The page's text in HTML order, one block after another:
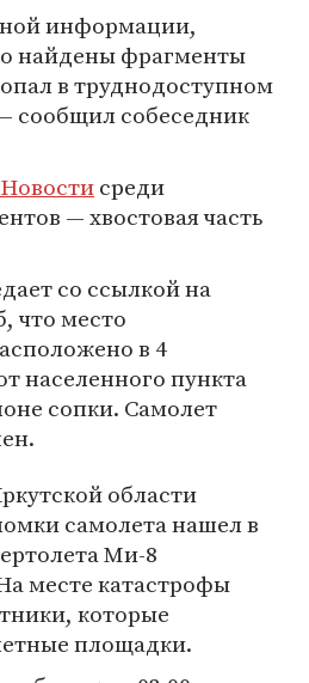
информации,
найдены фрагменты
в труднодоступном
сообщил собеседник
среди
— хвостовая часть
со ссылкой на
что место
в 4
населенного пункта
сопки. Самолет
области
самолета нашел в
Ми-8
месте катастрофы
которые
площадки.